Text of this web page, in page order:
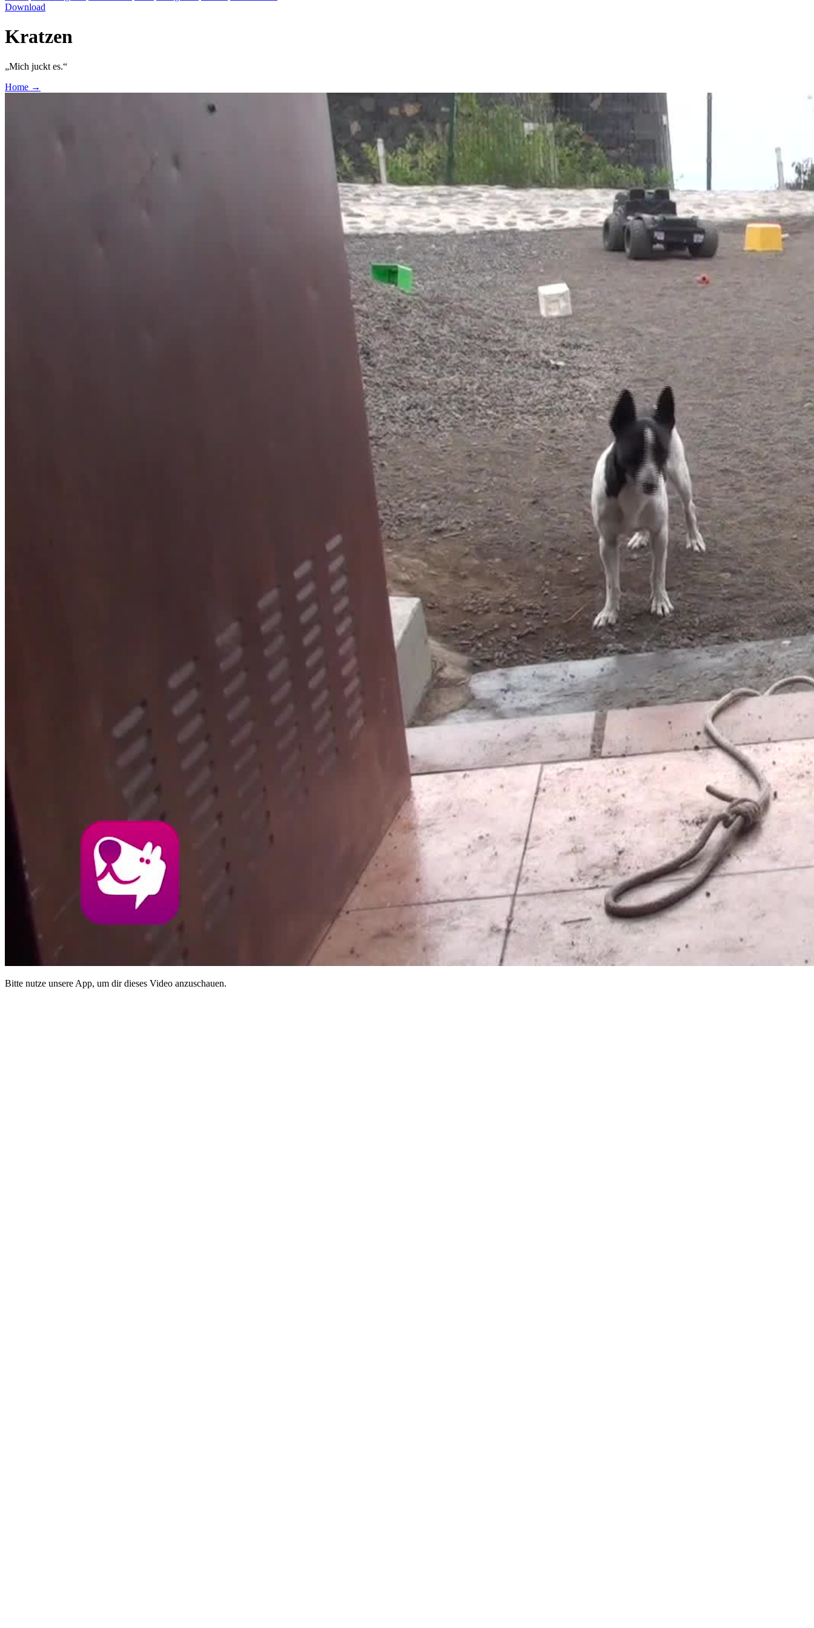
Download
Kratzen
„Mich juckt es.“
Home →
Bitte nutze unsere App, um dir dieses Video anzuschauen.